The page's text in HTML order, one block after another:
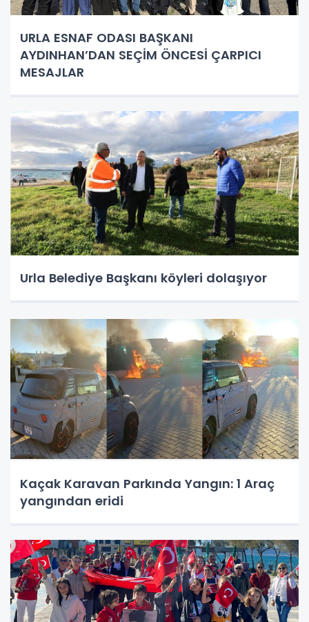
URLA ESNAF ODASI BAŞKANI
AYDINHAN’DAN SEÇİM ÖNCESİ ÇARPICI
MESAJLAR
Urla Belediye Başkanı köyleri dolaşıyor
Kaçak Karavan Parkında Yangın: 1 Araç
yangından eridi